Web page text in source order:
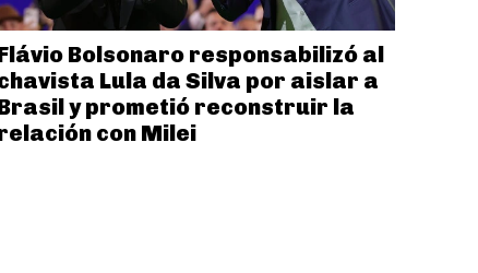
Bolsonaro responsabilizó al
Lula da Silva por aislar a
y prometió reconstruir la
con Milei